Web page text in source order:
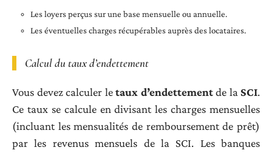
Les loyers perçus sur une base mensuelle ou annuelle.
Les éventuelles charges récupérables auprès des locataires.
Calcul du taux d’endettement
Vous devez calculer letaux d’endettementde la SCI.
Ce taux se calcule en divisant les charges mensuelles
(incluant les mensualités de remboursement de prêt)
par les revenus mensuels de la SCI. Les banques